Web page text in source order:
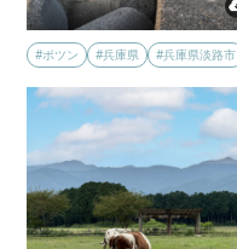
#ポツン #兵庫県 #兵庫県淡路市